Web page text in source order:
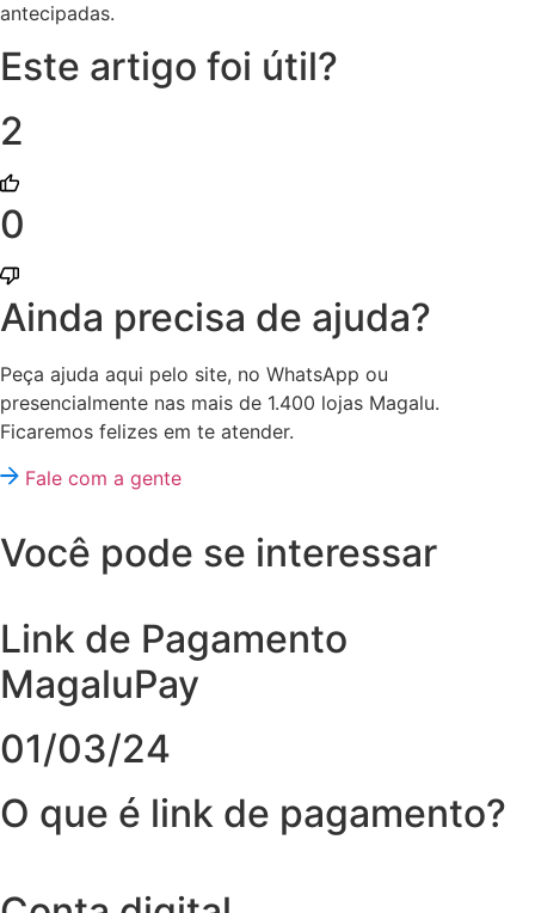
antecipadas.
Este artigo foi útil?
2
0
Ainda precisa de ajuda?
Peça ajuda aqui pelo site, no WhatsApp ou
presencialmente nas mais de 1.400 lojas Magalu.
Ficaremos felizes em te atender.
Fale com a gente
Você pode se interessar
Link de Pagamento
MagaluPay
01/03/24
O que é link de pagamento?